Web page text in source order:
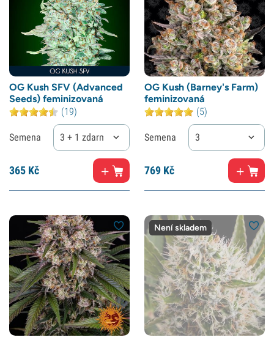
OG Kush SFV (Advanced
Seeds) feminizovaná
(19)
Semena 3 + 1 zdarma
365 Kč
OG Kush (Barney's Farm)
feminizovaná
(5)
Semena 3
769 Kč
Není skladem